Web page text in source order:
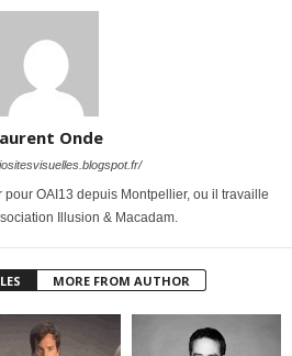
Onde
OAI13 depuis Montpellier, ou il travaille
Illusion & Macadam.
MORE FROM AUTHOR